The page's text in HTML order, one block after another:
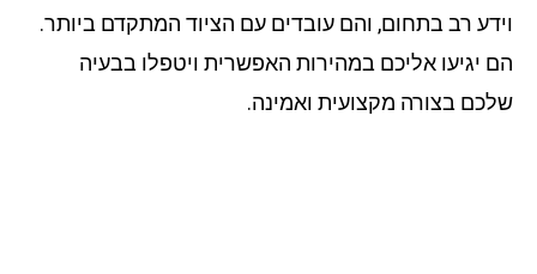
רב בתחום, והם עובדים עם הציוד המתקדם ביותר.
יגיעו אליכם במהירות האפשרית ויטפלו בבעיה
בצורה מקצועית ואמינה.